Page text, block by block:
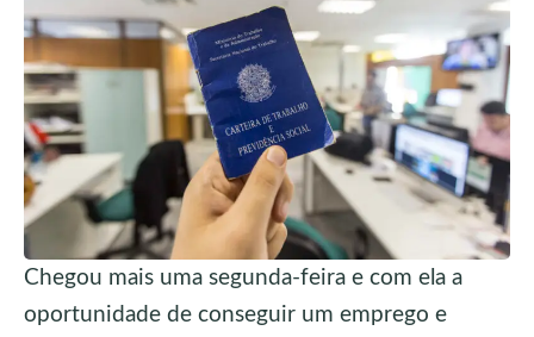
Chegou mais uma segunda-feira e com ela a
oportunidade de conseguir um emprego e